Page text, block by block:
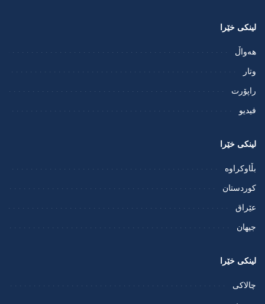
لینکی خێرا
هەواڵ
وتار
راپۆرت
فيديو
لینکی خێرا
بڵاوکراوە
کوردستان
عێراق
جیهان
لینکی خێرا
چالاکی